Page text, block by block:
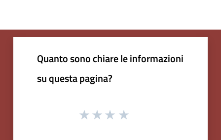
Quanto sono chiare le informazioni
su questa pagina?